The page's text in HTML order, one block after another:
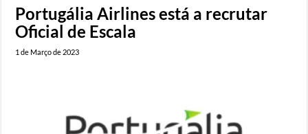
Portugália Airlines está a recrutar
Oficial de Escala
1 de Março de 2023